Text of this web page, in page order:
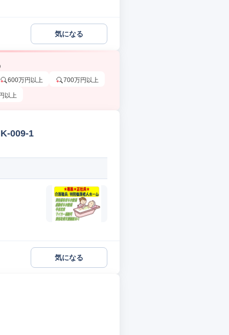
気になる
600万円以上 700万円以上
以上
009-1
気になる